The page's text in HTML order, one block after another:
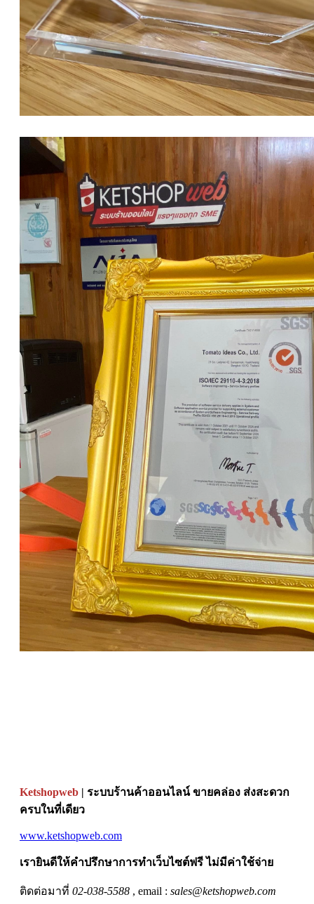
Ketshopweb | ระบบร้านค้าออนไลน์ ขายคล่อง ส่งสะดวก
ครบในที่เดียว
www.ketshopweb.com
เรายินดีให้คำปรึกษาการทำเว็บไซต์ฟรี ไม่มีค่าใช้จ่าย
ติดต่อมาที่ 02-038-5588 , email : sales@ketshopweb.com